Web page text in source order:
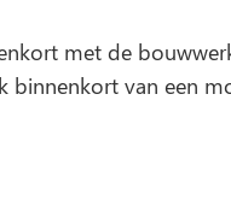
met de
binnenkort van een